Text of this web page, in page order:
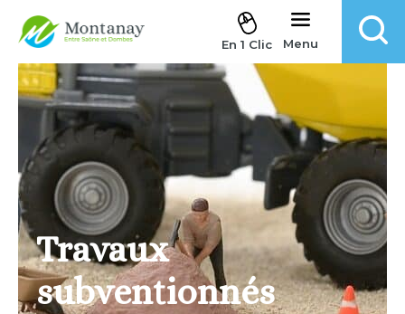
Aller au contenu
En 1 Clic Menu
Travaux
subventionnés